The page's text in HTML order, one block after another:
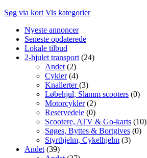
Søg via kort Vis kategorier
Nyeste annoncer
Seneste opdaterede
Lokale tilbud
2-hjulet transport (24)
Andet (2)
Cykler(4)
Knallerter(3)
Løbehjul, Slamm scooters (0)
Motorcykler(2)
Reservedele (0)
Scootere, ATV & Go-karts (10)
Søges, Byttes & Bortgives (0)
Styrthjelm, Cykelhjelm (3)
Andet (39)